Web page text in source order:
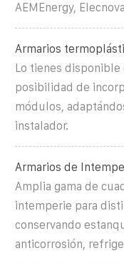
AEMEnergy,
Armarios
Lo tienes disponible
posibilidad de
módulos,
instalador.
Armarios de
Amplia gama de
intemperie para
conservando
anticorrosión,